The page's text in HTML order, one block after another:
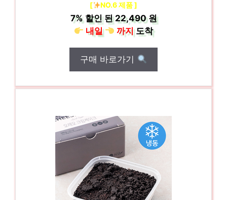
[ NO.6 제품 ]
7%할인 된22,490 원
내일
까지도착
구매 바로가기